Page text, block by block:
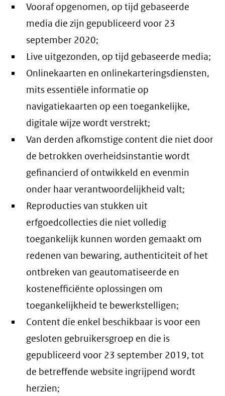
Vooraf opgenomen, op tijd gebaseerde
media die zijn gepubliceerd voor 23
september 2020;
Live uitgezonden, op tijd gebaseerde media;
Onlinekaarten en onlinekarteringsdiensten,
mits essentiële informatie op
navigatiekaarten op een toegankelijke,
digitale wijze wordt verstrekt;
Van derden afkomstige content die niet door
de betrokken overheidsinstantie wordt
gefinancierd of ontwikkeld en evenmin
onder haar verantwoordelijkheid valt;
Reproducties van stukken uit
erfgoedcollecties die niet volledig
toegankelijk kunnen worden gemaakt om
redenen van bewaring, authenticiteit of het
ontbreken van geautomatiseerde en
kostenefficiënte oplossingen om
toegankelijkheid te bewerkstelligen;
Content die enkel beschikbaar is voor een
gesloten gebruikersgroep en die is
gepubliceerd voor 23 september 2019, tot
de betreffende website ingrijpend wordt
herzien;